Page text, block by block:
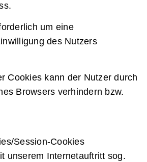
um eine
des Nutzers
Cookies kann der Nutzer durch
Browsers verhindern bzw.
Session-Cookies
unserem Internetauftritt sog.